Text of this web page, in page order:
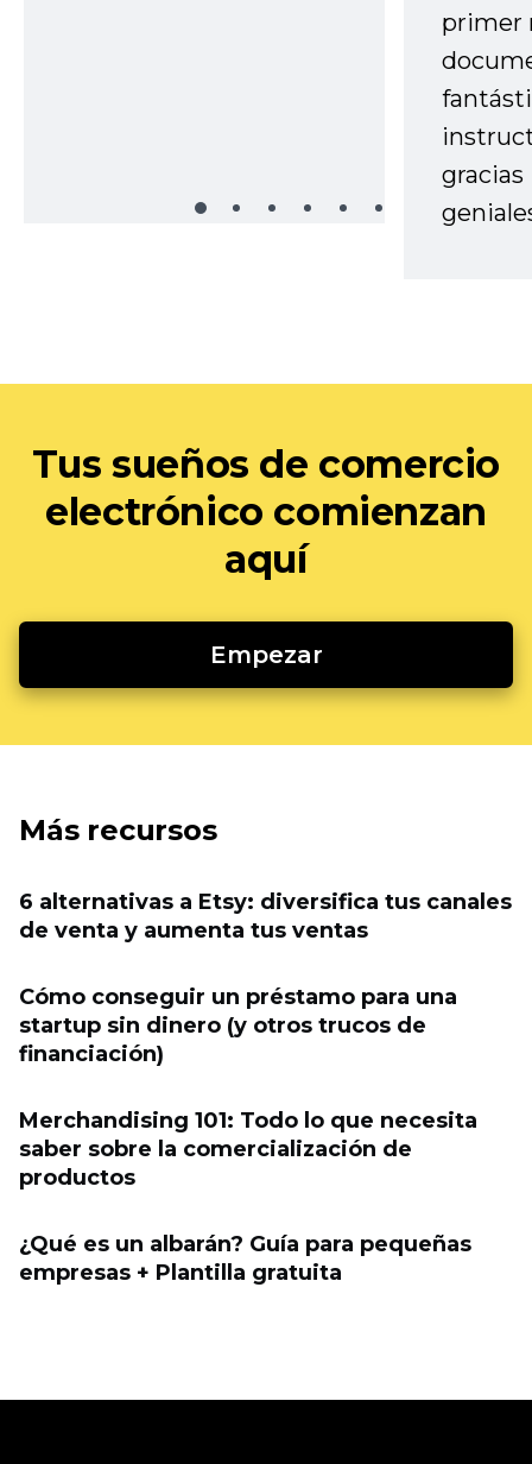
primer
gracias
Tus sueños de comercio
electrónico comienzan
aquí
Empezar
Más recursos
6 alternativas a Etsy: diversifica tus canales
de venta y aumenta tus ventas
Cómo conseguir un préstamo para una
startup sin dinero (y otros trucos de
financiación)
Merchandising 101: Todo lo que necesita
saber sobre la comercialización de
productos
¿Qué es un albarán? Guía para pequeñas
empresas + Plantilla gratuita